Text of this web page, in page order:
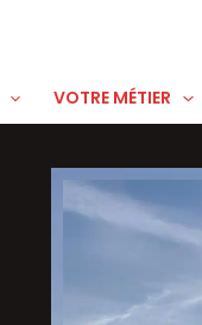
VOTRE MÉTIER